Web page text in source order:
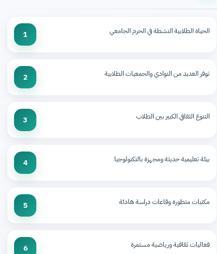
الحياة الطلابية النشطة في الحرم الجامعي 1
توفر العديد من النوادي والجمعيات الطلابية 2
التنوع الثقافي الكبير بين الطلاب 3
بيئة تعليمية حديثة ومجهزة بالتكنولوجيا 4
مكتبات متطورة وقاعات دراسة هادئة 5
فعاليات ثقافية ورياضية مستمرة 6